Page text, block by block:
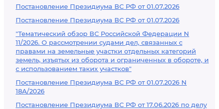
Постановление Президиума ВС РФ от 01.07.2026
Постановление Президиума ВС РФ от 01.07.2026
"Тематический обзор ВС Российской Федерации N
11/2026. О рассмотрении судами дел, связанных с
правами на земельные участки отдельных категорий
земель, изъятых из оборота и ограниченных в обороте, и
с использованием таких участков"
Постановление Президиума ВС РФ от 01.07.2026 N
18А/2026
Постановление Президиума ВС РФ от 17.06.2026 по делу